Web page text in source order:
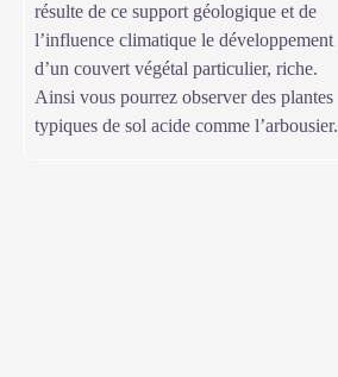
résulte de ce support géologique et de
l’influence climatique le développement
d’un couvert végétal particulier, riche.
Ainsi vous pourrez observer des plantes
typiques de sol acide comme l’arbousier.